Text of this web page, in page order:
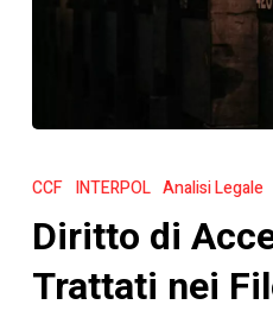
di
ai
Dati
CCF INTERPOL Analisi Legale
Diritto di
Trattati nei